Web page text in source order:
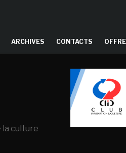
ARCHIVES CONTACTS
la culture